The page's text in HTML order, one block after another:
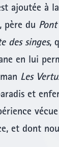
ajoutée à
père du
des singes,
en lui
Les
et
et dont